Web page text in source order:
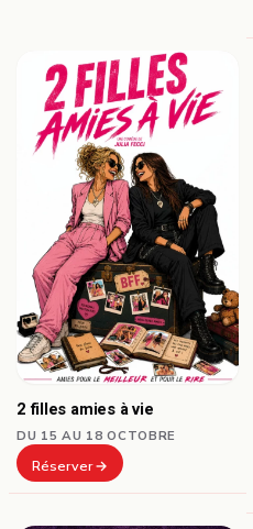
2 filles amies à vie
DU 15 AU 18 OCTOBRE
Réserver